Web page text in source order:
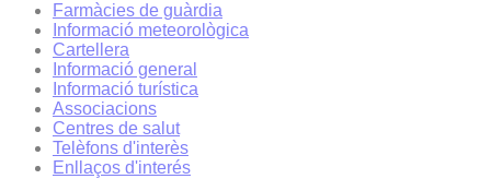
Farmàcies de guàrdia
Informació meteorològica
Cartellera
Informació general
Informació turística
Associacions
Centres de salut
Telèfons d'interès
Enllaços d'interés